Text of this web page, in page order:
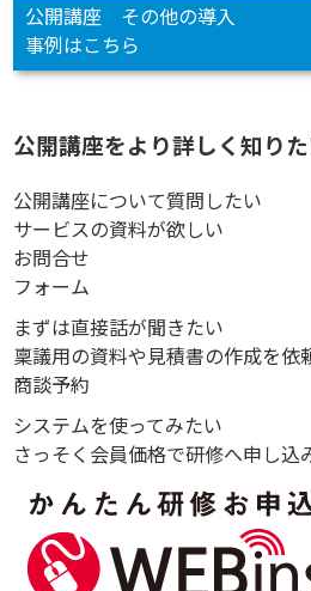
公開講座 その他の導入
事例はこちら
公開講座をより詳しく知り
公開講座について質問したい
サービスの資料が欲しい
お問合せ
フォーム
まずは直接話が聞きたい
稟議用の資料や見積書の作成を依
商談予約
システムを使ってみたい
さっそく会員価格で研修へ申し込